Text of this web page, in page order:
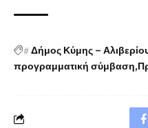
#Δήμος Κύμης –
προγραμματική σύμβαση